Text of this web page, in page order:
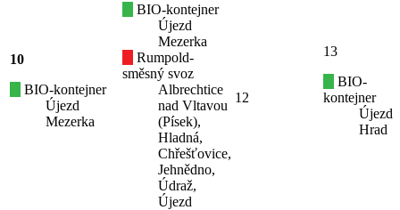
10
BIO-kontejner
Újezd
Mezerka
BIO-kontejner
Újezd
Mezerka
Rumpold-
směsný svoz
Albrechtice
nad Vltavou
(Písek),
Hladná,
Chřešťovice,
Jehnědno,
Údraž,
Újezd
12
13
BIO-
kontejner
Újezd
Hrad